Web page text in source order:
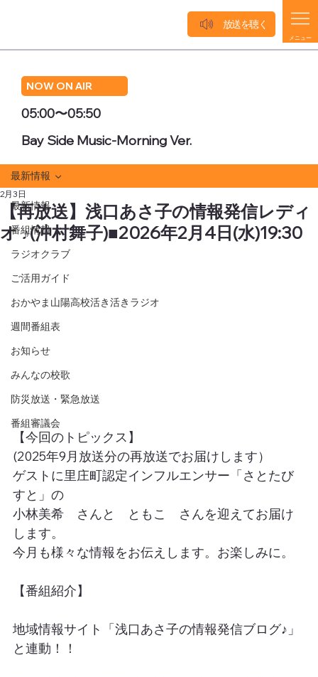
NOW ON AIR
05:00〜05:50
Bay Side Music-Morning Ver.
メニュー
放送を聴く
最新情報
番組情報
ラジオクラブ
ご活用ガイド
おかやま山陽高校活き活きラジオ
週間番組表
お知らせ
みんなの校歌
防災放送・緊急放送
番組審議会
最新情報
【再放送】浅口あさ子の情報発信レディ
オ ♪(沖村舞子)■2026年2月4日(水)19:30
2月3日
【今回のトピックス】
(2025年9月放送分の再放送でお届けします）
ゲストに里庄町認定インフルエンサー「さとたび
すと」の
小林美希　さんと　ともこ　さんを迎えてお届け
します。
今月も様々な情報をお伝えします。お楽しみに。
【番組紹介】
地域情報サイト「浅口あさ子の情報発信ブログ♪」
と連動！！